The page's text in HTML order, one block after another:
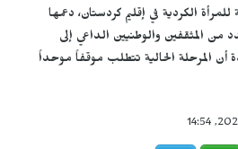
الكردية في إقليم كردستان، دعمها
من المثقفين والوطنيين الداعي إلى
أن المرحلة الحالية تتطلب موقفاً موحداً